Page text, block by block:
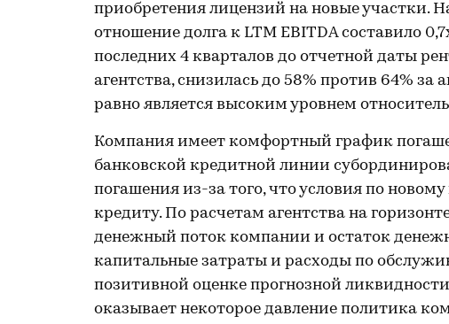
приобретения лицензий на новые участки.
отношение долга к LTM EBITDA составило
последних 4 кварталов до отчетной даты
агентства, снизилась до 58% против 64%
равно является высоким уровнем
Компания имеет комфортный график
банковской кредитной линии
погашения из-за того, что условия по
кредиту. По расчетам агентства на
денежный поток компании и остаток
капитальные затраты и расходы по
позитивной оценке прогнозной
оказывает некоторое давление политика